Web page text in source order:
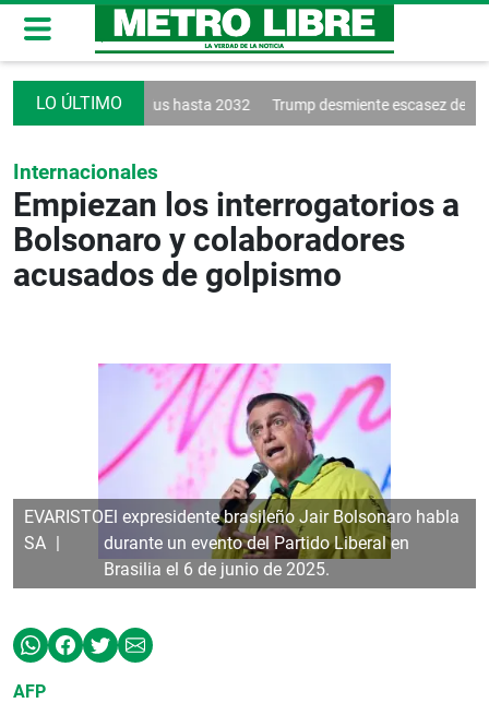
a Vinícius hasta 2032 Trump desmiente escasez de municiones
Internacionales
Empiezan los interrogatorios a
Bolsonaro y colaboradores
acusados de golpismo
El expresidente brasileño Jair Bolsonaro habla
durante un evento del Partido Liberal en
Brasilia el 6 de junio de 2025.
EVARISTO
SA
AFP